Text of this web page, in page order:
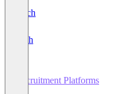
Deutsch
English
Recruitment Platforms